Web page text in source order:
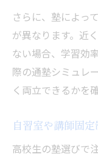
さらに、塾によっ
が異なります。近
ない場合、学習効
際の通塾シミュレ
く両立できるかを
自習室や講師固
高校生の塾選びで